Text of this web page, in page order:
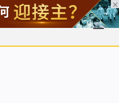
基督徒見證 信仰解答 聖經